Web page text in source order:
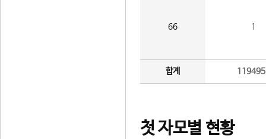
66 1
합계
첫 자모별 현황